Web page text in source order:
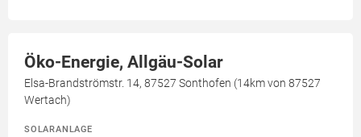
Öko-Energie, Allgäu-Solar
Elsa-Brandströmstr. 14, 87527 Sonthofen (14km von 87527
Wertach)
SOLARANLAGE